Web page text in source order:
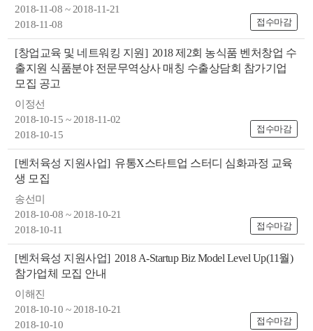
2018-11-08 ~ 2018-11-21
2018-11-08
접수마감
[창업교육 및 네트워킹 지원] 2018 제2회 농식품 벤처창업 수
출지원 식품분야 전문무역상사 매칭 수출상담회 참가기업
모집 공고
이정선
2018-10-15 ~ 2018-11-02
2018-10-15
접수마감
[벤처육성 지원사업] 유통X스타트업 스터디 심화과정 교육
생 모집
송선미
2018-10-08 ~ 2018-10-21
2018-10-11
접수마감
[벤처육성 지원사업] 2018 A-Startup Biz Model Level Up(11월)
참가업체 모집 안내
이해진
2018-10-10 ~ 2018-10-21
2018-10-10
접수마감